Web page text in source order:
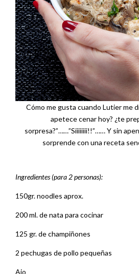
Cómo me gusta cuando Lutier me
apetece cenar hoy? ¿te
sorpresa?”……”Siiiiiiii!!”…… Y sin
sorprende con una receta
Ingredientes (para 2 personas):
150gr. noodles aprox.
200 ml. de nata para cocinar
125 gr. de champiñones
2 pechugas de pollo pequeñas
Ajo